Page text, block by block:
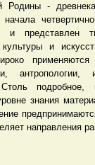
Родины -
и представлен
культуры и
Столь подробное,
знания
направления